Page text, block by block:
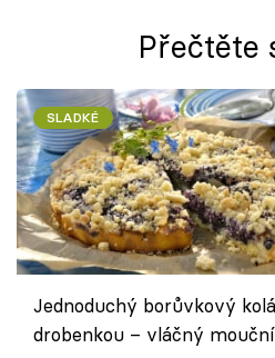
Přečtěte
SLADKÉ
Jednoduchý borůvkový
drobenkou – vláčný